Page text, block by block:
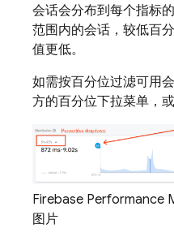
会话会分布到每个指标
范围内的会话，较低百
值更低。
如需按百分位过滤可用
方的百分位下拉菜单，
Firebase Performance
图片